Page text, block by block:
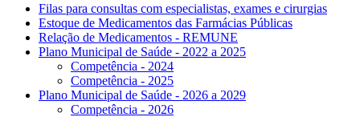
Filas para consultas com especialistas, exames e cirurgias
Estoque de Medicamentos das Farmácias Públicas
Relação de Medicamentos - REMUNE
Plano Municipal de Saúde - 2022 a 2025
Competência - 2024
Competência - 2025
Plano Municipal de Saúde - 2026 a 2029
Competência - 2026